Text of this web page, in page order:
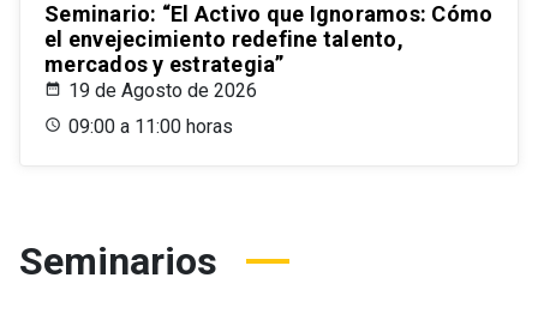
Seminario: “El Activo que Ignoramos: Cómo
el envejecimiento redefine talento,
mercados y estrategia”
19 de Agosto de 2026
09:00 a 11:00 horas
Seminarios